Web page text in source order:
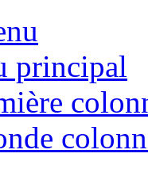
principal